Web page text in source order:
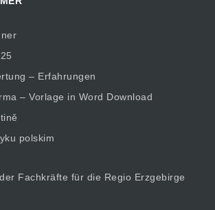
– Erfahrungen
– Vorlage in Word Download
polskim